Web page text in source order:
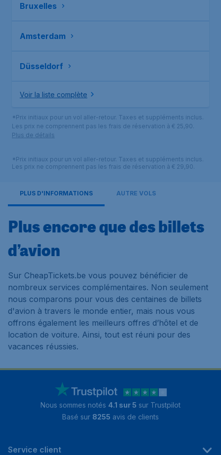
Bruxelles
Amsterdam
Düsseldorf
Voir la liste complète
*Prix initiaux pour un vol aller-retour. Taxes et suppléments inclus.
Les prix ne comprennent pas les frais de réservation à € 25,90.
Plus de détails
*Prix initiaux pour un vol aller-retour. Taxes et suppléments inclus.
Les prix ne comprennent pas les frais de réservation à € 29,90.
PLUS D'INFORMATIONS AUTRE VOLS
Plus encore que des billets
d’avion
Sur CheapTickets.be vous pouvez bénéficier de
nombreux services complémentaires. Non seulement
nous comparons pour vous des centaines de billets
d'avion à travers le monde entier, mais nous vous
offrons également les meilleurs offres d’hôtel et de
location de voiture. Ainsi, tout est réuni pour des
vacances réussies.
Nous sommes notés 4.1 sur 5 sur Trustpilot
Basé sur 8255 avis de clients
Service client